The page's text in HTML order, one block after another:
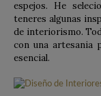
espejos. He
teneres algunas
de interiorismo.
con una artesania
esencial.